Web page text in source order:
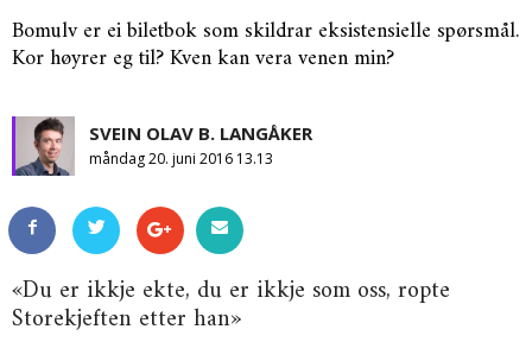
Bomulv er ei biletbok som skildrar eksistensielle spørsmål.
Kor høyrer eg til? Kven kan vera venen min?
SVEIN OLAV B. LANGÅKER
måndag 20. juni 2016 13.13
«Du er ikkje ekte, du er ikkje som oss, ropte
Storekjeften etter han»